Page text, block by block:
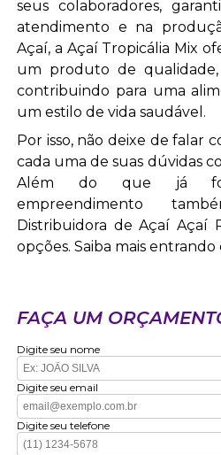
seus colaboradores,
atendimento e na
Açaí, a Açaí Tropicália Mix
um produto de qualidade,
contribuindo para uma
um estilo de vida saudável.
Por isso, não deixe de falar
cada uma de suas dúvidas
Além do que já foi
empreendimento
Distribuidora de Açaí Açaí
opções. Saiba mais
FAÇA UM
Digite seu nome
Digite seu email
Digite seu telefone